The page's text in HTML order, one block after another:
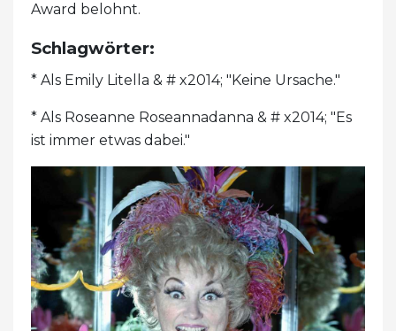
Award belohnt.
Schlagwörter:
* Als Emily Litella & # x2014; "Keine Ursache."
* Als Roseanne Roseannadanna & # x2014; "Es
ist immer etwas dabei."